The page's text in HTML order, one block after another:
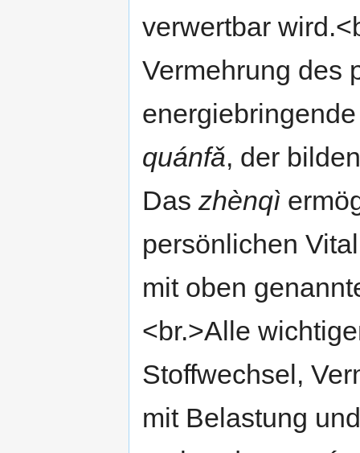
verwertbar
Vermehrung des
quánfǎ, der
Das zhènqì
persönlichen
mit oben
<br.>Alle
Stoffwechsel,
mit Belastung